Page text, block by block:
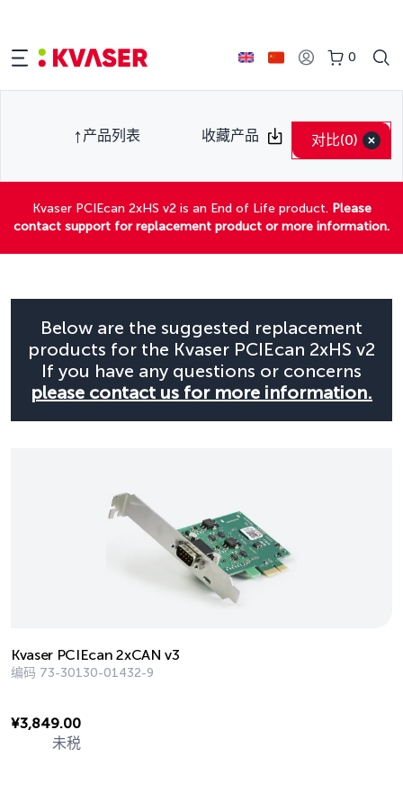
0
产品列表 收藏产品 对比(0)
Kvaser PCIEcan 2xHS v2 is an End of Life product. Please
contact support for replacement product or more information.
Below are the suggested replacement
products for the Kvaser PCIEcan 2xHS v2
If you have any questions or concerns
please contact us for more information.
Kvaser PCIEcan 2xCAN v3
编码 73-30130-01432-9
¥3,849.00
未税